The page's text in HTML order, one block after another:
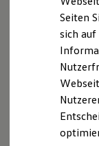
Besitzer &
Seiten
sich